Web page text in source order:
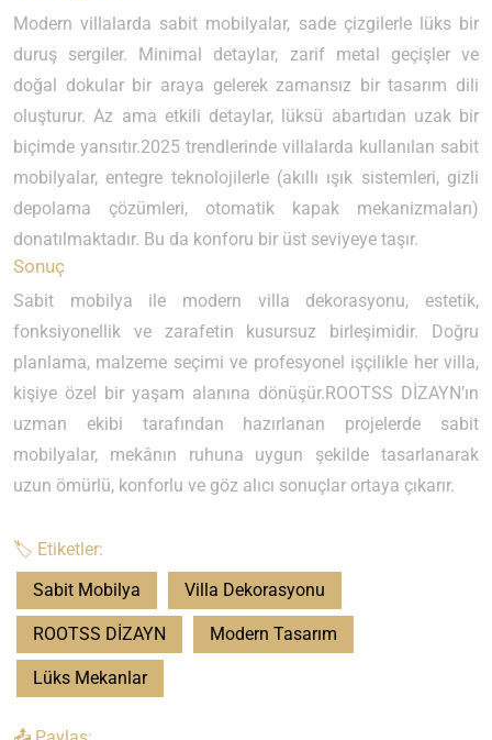
Modern villalarda sabit mobilyalar, sade çizgilerle lüks bir
duruş sergiler. Minimal detaylar, zarif metal geçişler ve
doğal dokular bir araya gelerek zamansız bir tasarım dili
oluşturur. Az ama etkili detaylar, lüksü abartıdan uzak bir
biçimde yansıtır.2025 trendlerinde villalarda kullanılan sabit
mobilyalar, entegre teknolojilerle (akıllı ışık sistemleri, gizli
depolama çözümleri, otomatik kapak mekanizmaları)
donatılmaktadır. Bu da konforu bir üst seviyeye taşır.
Sonuç
Sabit mobilya ile modern villa dekorasyonu, estetik,
fonksiyonellik ve zarafetin kusursuz birleşimidir. Doğru
planlama, malzeme seçimi ve profesyonel işçilikle her villa,
kişiye özel bir yaşam alanına dönüşür.ROOTSS DİZAYN’ın
uzman ekibi tarafından hazırlanan projelerde sabit
mobilyalar, mekânın ruhuna uygun şekilde tasarlanarak
uzun ömürlü, konforlu ve göz alıcı sonuçlar ortaya çıkarır.
🏷️ Etiketler:
Sabit Mobilya
Villa Dekorasyonu
ROOTSS DİZAYN Modern Tasarım
Lüks Mekanlar